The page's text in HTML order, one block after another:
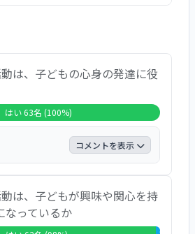
足」31.7%の計80.9%であっ
各職員で情報共有ができてお
連相しやすいです。」「バラ
みにしています。」「経営層
聞いてくれますし、元気よく挨
とても素晴らしく、とても話し
相談できそうです。」など、
配慮など職員の対応、日常の
謝の声が寄せられている。向
む意見としては､保護者とのコ
に関することや保育内容､職員
は、子どもの心身の発達に役
はい 63名 (100%)
コメントを表示
100.0%であった｡ 自由意
折り紙など様々な体験を与
ております」という声が寄
は、子どもが興味や関心を持
なっているか